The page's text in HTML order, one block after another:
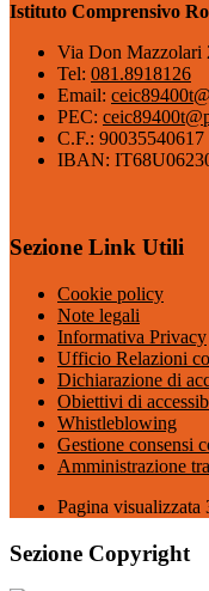
Istituto Comprensivo
Via Don Mazzolari
Tel: 081.8918126
Email:
PEC:
C.F.: 90035540617
IBAN:
Sezione Link Utili
Cookie policy
Note legali
Informativa Privacy
Ufficio Relazioni
Dichiarazione di
Obiettivi di
Whistleblowing
Gestione consensi
Amministrazione
Pagina visualizzata
Sezione Copyright